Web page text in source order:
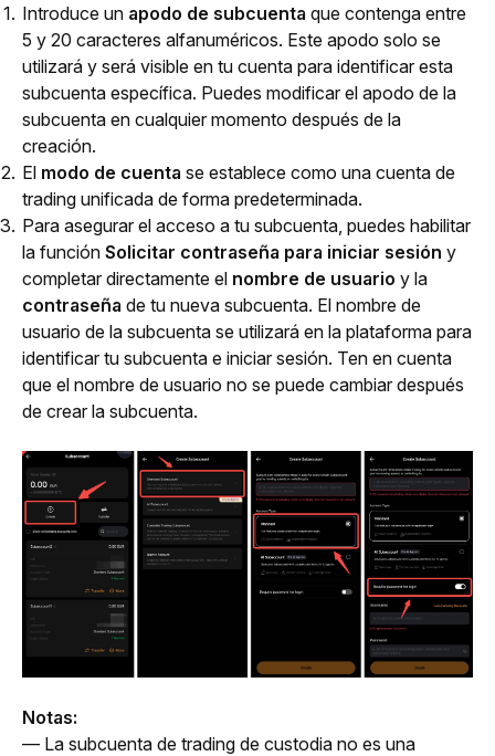
Introduce un apodo de subcuenta que contenga entre
5 y 20 caracteres alfanuméricos. Este apodo solo se
utilizará y será visible en tu cuenta para identificar esta
subcuenta específica. Puedes modificar el apodo de la
subcuenta en cualquier momento después de la
creación.
El modo de cuenta se establece como una cuenta de
trading unificada de forma predeterminada.
Para asegurar el acceso a tu subcuenta, puedes habilitar
la función Solicitar contraseña para iniciar sesión y
completar directamente el nombre de usuario y la
contraseña de tu nueva subcuenta. El nombre de
usuario de la subcuenta se utilizará en la plataforma para
identificar tu subcuenta e iniciar sesión. Ten en cuenta
que el nombre de usuario no se puede cambiar después
de crear la subcuenta.
Notas:
— La subcuenta de trading de custodia no es una